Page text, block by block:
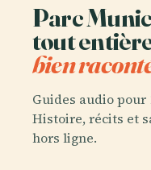
Parc
tout
bien
Guides audio pour
Histoire, récits et
hors ligne.